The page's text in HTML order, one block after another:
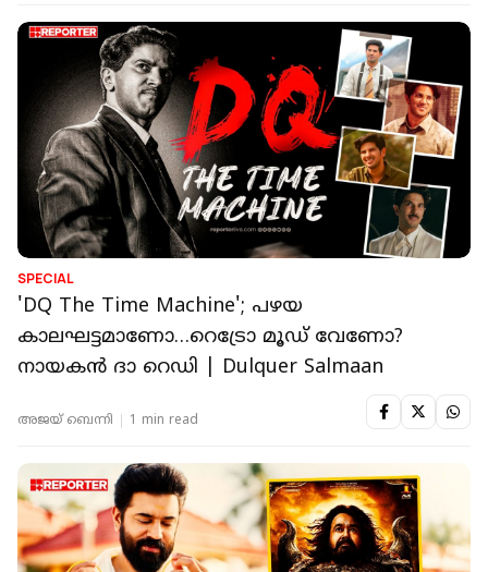
SPECIAL
'DQ The Time Machine'; പഴയ
കാലഘട്ടമാണോ…റെട്രോ മൂഡ് വേണോ?
നായകന്‍ ദാ റെഡി | Dulquer Salmaan
അജയ് ബെന്നി 1 min read